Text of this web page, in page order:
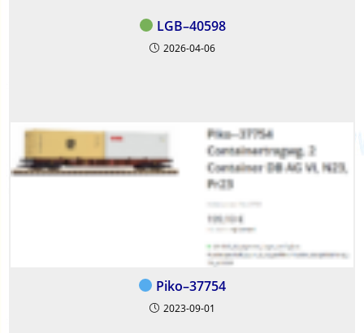
LGB–40598
2026-04-06
Piko–37754
2023-09-01